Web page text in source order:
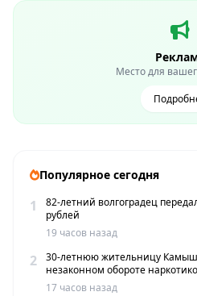
Место для
Популярное сегодня
1
82-летний волгоградец
рублей
19 часов назад
2
30-летнюю жительницу
незаконном обороте
17 часов назад